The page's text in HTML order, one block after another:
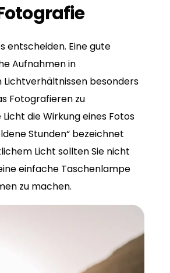
entscheiden. Eine gute
Aufnahmen in
besonders
Fotografieren zu
die Wirkung eines Fotos
Stunden“ bezeichnet
Licht sollten Sie nicht
einfache Taschenlampe
zu machen.